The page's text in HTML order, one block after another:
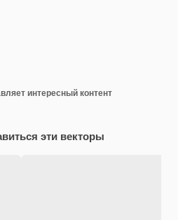
интересный контент
эти векторы